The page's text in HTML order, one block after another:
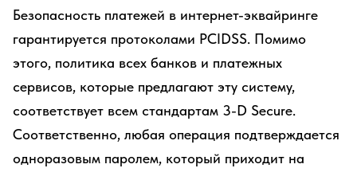
Безопасность платежей в интернет-эквайринге
гарантируется протоколами PCIDSS. Помимо
этого, политика всех банков и платежных
сервисов, которые предлагают эту систему,
соответствует всем стандартам 3-D Secure.
Соответственно, любая операция подтверждается
одноразовым паролем, который приходит на